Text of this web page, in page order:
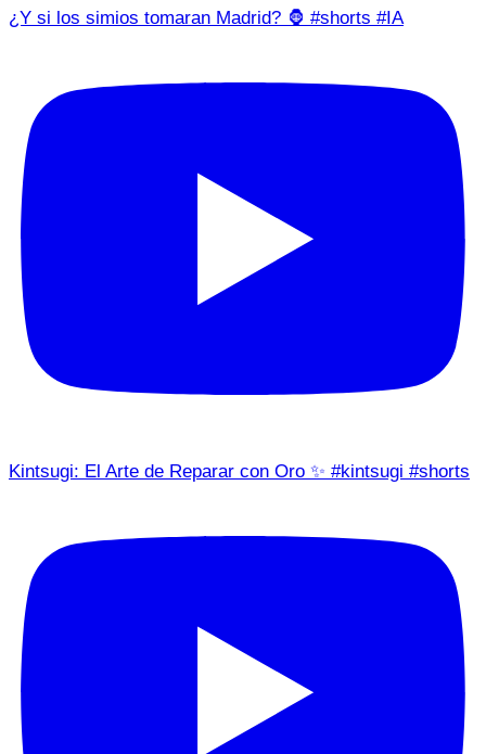
¿Y si los simios tomaran Madrid? 🦍 #shorts #IA
Kintsugi: El Arte de Reparar con Oro ✨ #kintsugi #shorts